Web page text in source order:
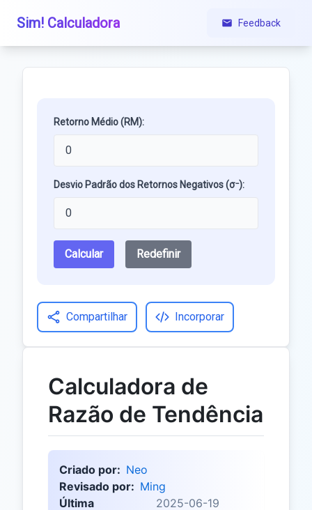
Sim! Calculadora Feedback
Retorno Médio (RM):
Desvio Padrão dos Retornos Negativos (σ⁻):
Calcular Redefinir
Compartilhar Incorporar
Calculadora de
Razão de Tendência
Criado por: Neo
Revisado por: Ming
Última
2025-06-19